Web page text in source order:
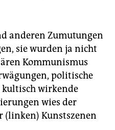
anderen Zumutungen
sie wurden ja nicht
Kommunismus
politische
kultisch wirkende
wies der
(linken) Kunstszenen